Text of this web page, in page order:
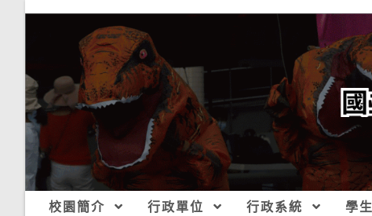
校園簡介 行政單位 行政系統 學